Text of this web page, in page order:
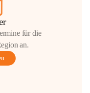
für die
an.